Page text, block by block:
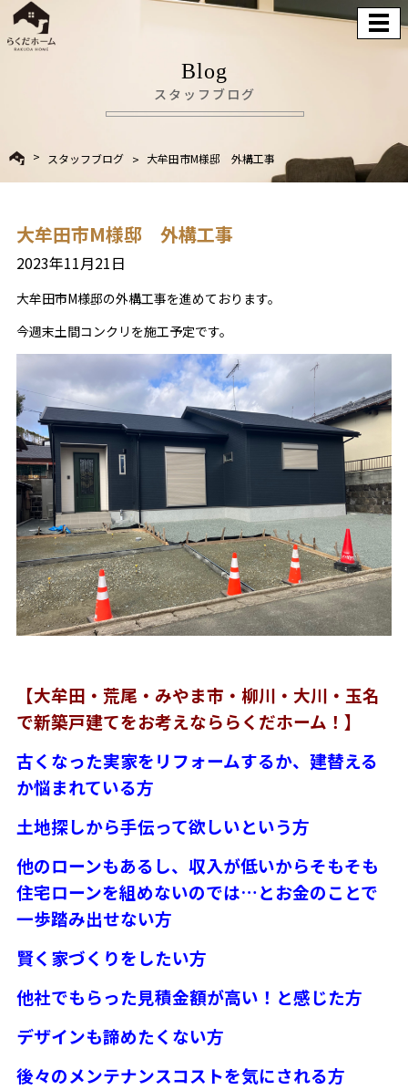
Blog
スタッフブログ
スタッフブログ 大牟田市M様邸 外構工事
大牟田市M様邸 外構工事
2023年11月21日
大牟田市M様邸の外構工事を進めております。
今週末土間コンクリを施工予定です。
【大牟田・荒尾・みやま市・柳川・大川・玉名
で新築戸建てをお考えなららくだホーム！】
古くなった実家をリフォームするか、建替える
か悩まれている方
土地探しから手伝って欲しいという方
他のローンもあるし、収入が低いからそもそも
住宅ローンを組めないのでは…とお金のことで
一歩踏み出せない方
賢く家づくりをしたい方
他社でもらった見積金額が高い！と感じた方
デザインも諦めたくない方
後々のメンテナンスコストを気にされる方